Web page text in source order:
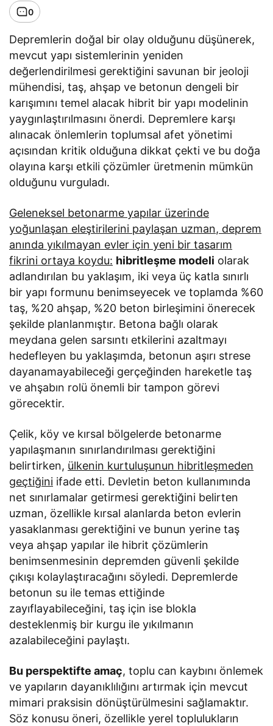
0
Depremlerin doğal bir olay olduğunu düşünerek,
mevcut yapı sistemlerinin yeniden
değerlendirilmesi gerektiğini savunan bir jeoloji
mühendisi, taş, ahşap ve betonun dengeli bir
karışımını temel alacak hibrit bir yapı modelinin
yaygınlaştırılmasını önerdi. Depremlere karşı
alınacak önlemlerin toplumsal afet yönetimi
açısından kritik olduğuna dikkat çekti ve bu doğa
olayına karşı etkili çözümler üretmenin mümkün
olduğunu vurguladı.
Geleneksel betonarme yapılar üzerinde
yoğunlaşan eleştirilerini paylaşan uzman, deprem
anında yıkılmayan evler için yeni bir tasarım
fikrini ortaya koydu: hibritleşme modeli olarak
adlandırılan bu yaklaşım, iki veya üç katla sınırlı
bir yapı formunu benimseyecek ve toplamda %60
taş, %20 ahşap, %20 beton birleşimini önerecek
şekilde planlanmıştır. Betona bağlı olarak
meydana gelen sarsıntı etkilerini azaltmayı
hedefleyen bu yaklaşımda, betonun aşırı strese
dayanamayabileceği gerçeğinden hareketle taş
ve ahşabın rolü önemli bir tampon görevi
görecektir.
Çelik, köy ve kırsal bölgelerde betonarme
yapılaşmanın sınırlandırılması gerektiğini
belirtirken, ülkenin kurtuluşunun hibritleşmeden
geçtiğini ifade etti. Devletin beton kullanımında
net sınırlamalar getirmesi gerektiğini belirten
uzman, özellikle kırsal alanlarda beton evlerin
yasaklanması gerektiğini ve bunun yerine taş
veya ahşap yapılar ile hibrit çözümlerin
benimsenmesinin depremden güvenli şekilde
çıkışı kolaylaştıracağını söyledi. Depremlerde
betonun su ile temas ettiğinde
zayıflayabileceğini, taş için ise blokla
desteklenmiş bir kurgu ile yıkılmanın
azalabileceğini paylaştı.
Bu perspektifte amaç, toplu can kaybını önlemek
ve yapıların dayanıklılığını artırmak için mevcut
mimari praksisin dönüştürülmesini sağlamaktır.
Söz konusu öneri, özellikle yerel toplulukların